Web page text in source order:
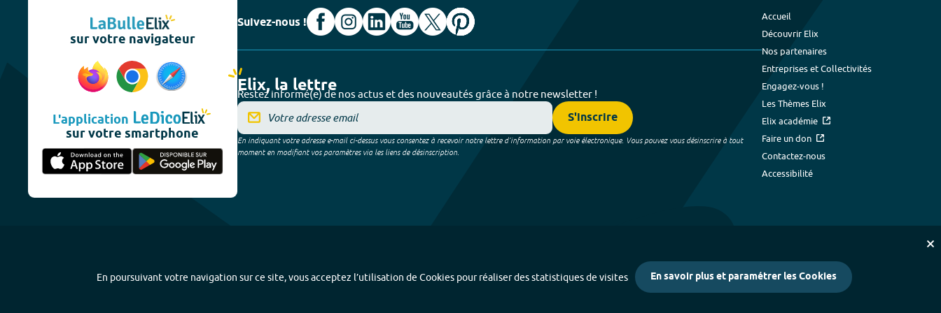
sur votre navigateur
L'application
sur votre smartphone
Suivez-nous !
Elix, la lettre
Restez informé(e) de nos actus et des nouveautés grâce à notre newsletter !
S'inscrire
En indiquant votre adresse e-mail ci-dessus vous consentez à recevoir notre lettre d’information par voie électronique. Vous pouvez vous désinscrire à tout
moment en modifiant vos paramètres via les liens de désinscription.
Accueil
Découvrir Elix
Nos partenaires
Entreprises et Collectivités
Engagez-vous !
Les Thèmes Elix
Elix académie
Faire un don
Contactez-nous
Accessibilité
En poursuivant votre navigation sur ce site, vous acceptez l’utilisation de Cookies pour réaliser des statistiques de visites En savoir plus et paramétrer les Cookies